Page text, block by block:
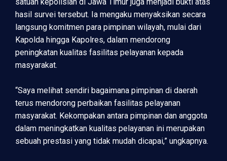
satuan kepolisian di Jawa Timur juga menjadi bukti atas
hasil survei tersebut. Ia mengaku menyaksikan secara
langsung komitmen para pimpinan wilayah, mulai dari
Kapolda hingga Kapolres, dalam mendorong
peningkatan kualitas fasilitas pelayanan kepada
masyarakat.
“Saya melihat sendiri bagaimana pimpinan di daerah
terus mendorong perbaikan fasilitas pelayanan
masyarakat. Kekompakan antara pimpinan dan anggota
dalam meningkatkan kualitas pelayanan ini merupakan
sebuah prestasi yang tidak mudah dicapai,” ungkapnya.